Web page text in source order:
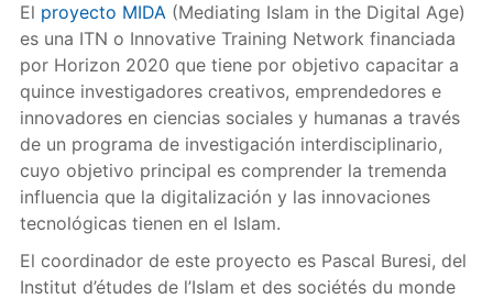
El proyecto MIDA(Mediating Islam in the Digital Age)
es una ITN o Innovative Training Network financiada
por Horizon 2020 que tiene por objetivo capacitar a
quince investigadores creativos, emprendedores e
innovadores en ciencias sociales y humanas a través
de un programa de investigación interdisciplinario,
cuyo objetivo principal es comprender la tremenda
influencia que la digitalización y las innovaciones
tecnológicas tienen en el Islam.
El coordinador de este proyecto es Pascal Buresi, del
Institut d’études de l’Islam et des sociétés du monde